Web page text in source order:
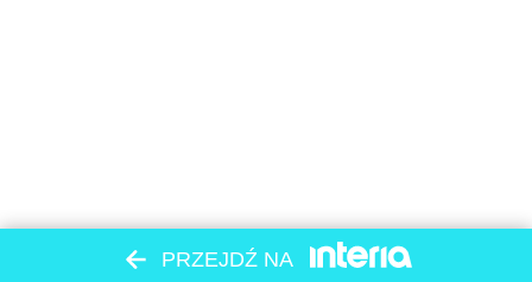
PRZEJDŹ NA